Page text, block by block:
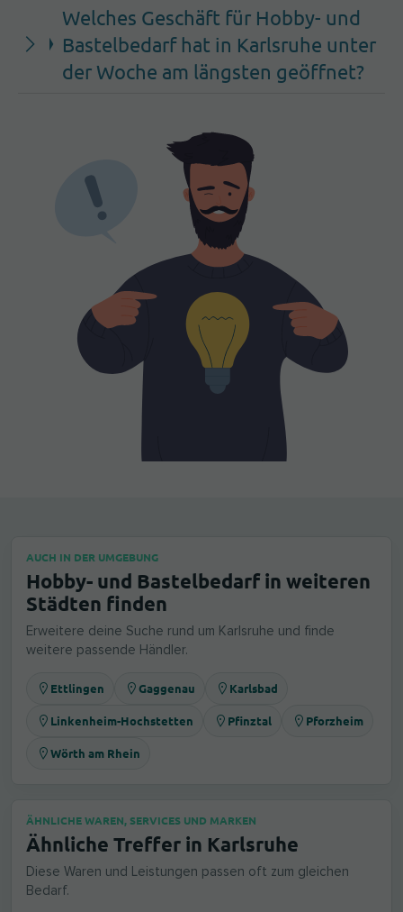
Welches Geschäft für Hobby- und
Bastelbedarf hat in Karlsruhe unter
der Woche am längsten geöffnet?
AUCH IN DER UMGEBUNG
Hobby- und Bastelbedarf in weiteren
Städten finden
Erweitere deine Suche rund um Karlsruhe und finde
weitere passende Händler.
Ettlingen Gaggenau Karlsbad
Linkenheim-Hochstetten Pfinztal Pforzheim
Wörth am Rhein
ÄHNLICHE WAREN, SERVICES UND MARKEN
Ähnliche Treffer in Karlsruhe
Diese Waren und Leistungen passen oft zum gleichen
Bedarf.